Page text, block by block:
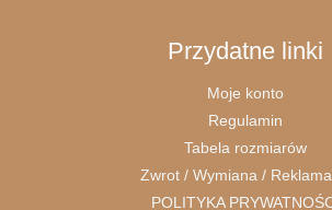
Przydatne linki
Moje konto
Regulamin
Tabela rozmiarów
Zwrot / Wymiana /
POLITYKA